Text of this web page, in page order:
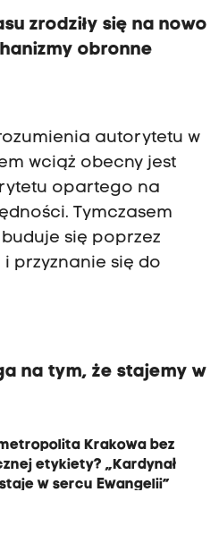
zrodziły się na nowo
obronne
autorytetu w
wciąż obecny jest
opartego na
Tymczasem
się poprzez
przyznanie się do
na tym, że stajemy w
Krakowa bez
etykiety? „Kardynał
w sercu Ewangelii”